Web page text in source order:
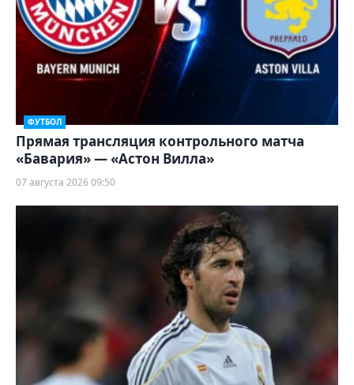
ФУТБОЛ
Прямая трансляция контрольного матча
«Бавария» — «Астон Вилла»
07 августа 2026 09:50